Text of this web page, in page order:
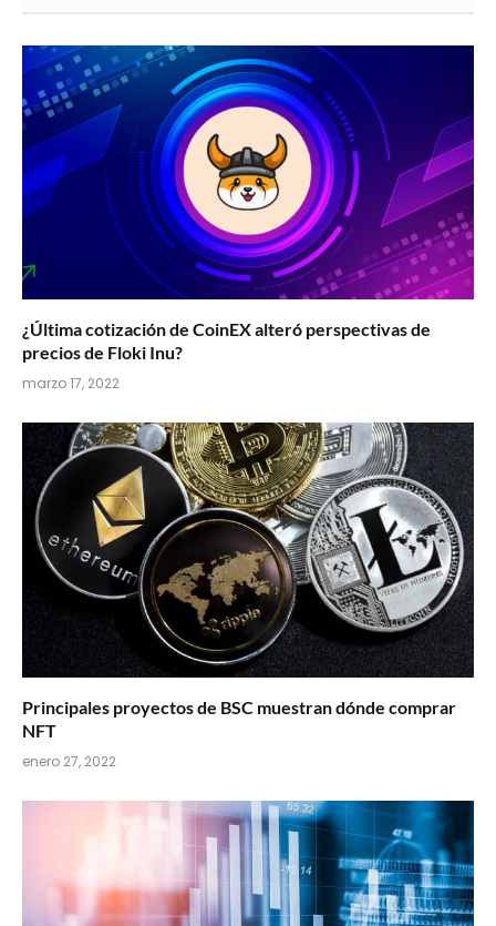
¿Última cotización de CoinEX alteró perspectivas de
precios de Floki Inu?
marzo 17, 2022
Principales proyectos de BSC muestran dónde comprar
NFT
enero 27, 2022